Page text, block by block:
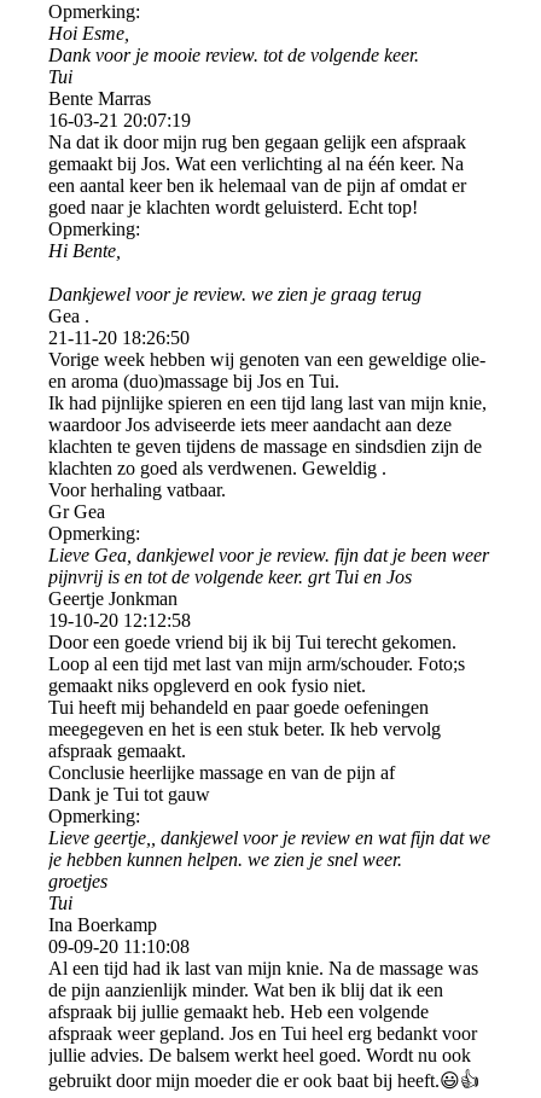
Opmerking:
Hoi Esme,
Dank voor je mooie review. tot de volgende keer.
Tui
Bente Marras
16-03-21 20:07:19
Na dat ik door mijn rug ben gegaan gelijk een afspraak
gemaakt bij Jos. Wat een verlichting al na één keer. Na
een aantal keer ben ik helemaal van de pijn af omdat er
goed naar je klachten wordt geluisterd. Echt top!
Opmerking:
Hi Bente,
Dankjewel voor je review. we zien je graag terug
Gea .
21-11-20 18:26:50
Vorige week hebben wij genoten van een geweldige olie-
en aroma (duo)massage bij Jos en Tui.
Ik had pijnlijke spieren en een tijd lang last van mijn knie,
waardoor Jos adviseerde iets meer aandacht aan deze
klachten te geven tijdens de massage en sindsdien zijn de
klachten zo goed als verdwenen. Geweldig .
Voor herhaling vatbaar.
Gr Gea
Opmerking:
Lieve Gea, dankjewel voor je review. fijn dat je been weer
pijnvrij is en tot de volgende keer. grt Tui en Jos
Geertje Jonkman
19-10-20 12:12:58
Door een goede vriend bij ik bij Tui terecht gekomen.
Loop al een tijd met last van mijn arm/schouder. Foto;s
gemaakt niks opgleverd en ook fysio niet.
Tui heeft mij behandeld en paar goede oefeningen
meegegeven en het is een stuk beter. Ik heb vervolg
afspraak gemaakt.
Conclusie heerlijke massage en van de pijn af
Dank je Tui tot gauw
Opmerking:
Lieve geertje,, dankjewel voor je review en wat fijn dat we
je hebben kunnen helpen. we zien je snel weer.
groetjes
Tui
Ina Boerkamp
09-09-20 11:10:08
Al een tijd had ik last van mijn knie. Na de massage was
de pijn aanzienlijk minder. Wat ben ik blij dat ik een
afspraak bij jullie gemaakt heb. Heb een volgende
afspraak weer gepland. Jos en Tui heel erg bedankt voor
jullie advies. De balsem werkt heel goed. Wordt nu ook
gebruikt door mijn moeder die er ook baat bij heeft.😃👍